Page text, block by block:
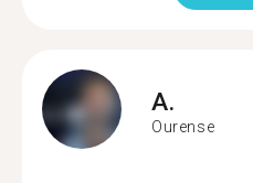
A.
Ourense